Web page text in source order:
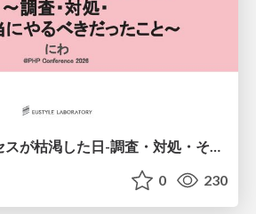
php-fpmのプロセスが枯渇した日-調査・対処・そして本当にやるべきだったこと-
0 230